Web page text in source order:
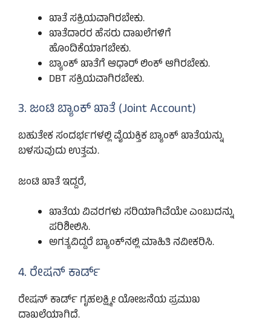
ಖಾತೆ ಸಕ್ರಿಯವಾಗಿರಬೇಕು.
ಖಾತೆದಾರರ ಹೆಸರು ದಾಖಲೆಗಳಿಗೆ
ಹೊಂದಿಕೆಯಾಗಬೇಕು.
ಬ್ಯಾಂಕ್ ಖಾತೆಗೆ ಆಧಾರ್ ಲಿಂಕ್ ಆಗಿರಬೇಕು.
DBT ಸಕ್ರಿಯವಾಗಿರಬೇಕು.
3. ಜಂಟಿ ಬ್ಯಾಂಕ್ ಖಾತೆ (Joint Account)
ಬಹುತೇಕ ಸಂದರ್ಭಗಳಲ್ಲಿ ವೈಯಕ್ತಿಕ ಬ್ಯಾಂಕ್ ಖಾತೆಯನ್ನು
ಬಳಸುವುದು ಉತ್ತಮ.
ಜಂಟಿ ಖಾತೆ ಇದ್ದರೆ,
ಖಾತೆಯ ವಿವರಗಳು ಸರಿಯಾಗಿವೆಯೇ ಎಂಬುದನ್ನು
ಪರಿಶೀಲಿಸಿ.
ಅಗತ್ಯವಿದ್ದರೆ ಬ್ಯಾಂಕ್‌ನಲ್ಲಿ ಮಾಹಿತಿ ನವೀಕರಿಸಿ.
4. ರೇಷನ್ ಕಾರ್ಡ್
ರೇಷನ್ ಕಾರ್ಡ್ ಗೃಹಲಕ್ಷ್ಮೀ ಯೋಜನೆಯ ಪ್ರಮುಖ
ದಾಖಲೆಯಾಗಿದೆ.